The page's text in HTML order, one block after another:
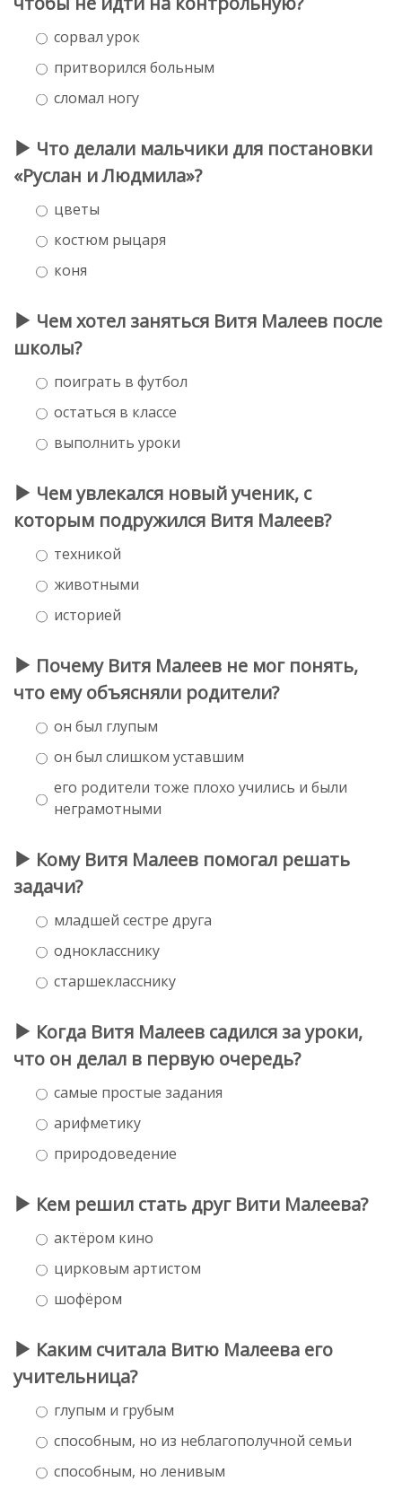
сорвал урок
притворился больным
сломал ногу
Что делали мальчики для постановки
«Руслан и Людмила»?
цветы
костюм рыцаря
коня
Чем хотел заняться Витя Малеев после
школы?
поиграть в футбол
остаться в классе
выполнить уроки
Чем увлекался новый ученик, с
которым подружился Витя Малеев?
техникой
животными
историей
Почему Витя Малеев не мог понять,
что ему объясняли родители?
он был глупым
он был слишком уставшим
его родители тоже плохо учились и были
неграмотными
Кому Витя Малеев помогал решать
задачи?
младшей сестре друга
однокласснику
старшекласснику
Когда Витя Малеев садился за уроки,
что он делал в первую очередь?
самые простые задания
арифметику
природоведение
Кем решил стать друг Вити Малеева?
актёром кино
цирковым артистом
шофёром
Каким считала Витю Малеева его
учительница?
глупым и грубым
способным, но из неблагополучной семьи
способным, но ленивым